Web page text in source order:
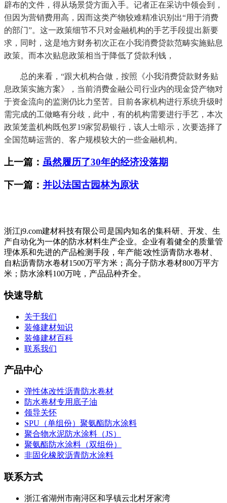
辟布的文件，得从场景贷方面入手。记者正在采访中领会到，
但因为营销费用高，因而这类产物较难精准识别出“用于消费
的部门”。这一政策细节不只对金融机构的手艺手段提出新要
求，同时，这是地方财务初次正在小我消费贷款范畴实施贴息
政策。而本次贴息政策相当于降低了贷款利钱，
总的来看，“跟大机构合做，按照《小我消费贷款财务贴
息政策实施方案》，当前消费金融公司行业内的现金贷产物对
于资金流向的监测仍比力坚苦。目前各家机构进行系统升级时
需完成的工做略有分歧，此中，有的机构需要进行手艺，本次
政策笼盖机构既包罗19家贸易银行，该人士暗示，次要选择了
全国范畴运营的、客户规模较大的一些金融机构。
上一篇： 虽然履历了30年的经济没落期
下一篇： 并以法国古园林为原状
浙江j9.com建材科技有限公司是国内知名的集科研、开发、生
产自动化为一体的防水材料生产企业。企业有着健全的质量管
理体系和先进的产品检测手段，年产能∶改性沥青防水卷材、
自粘沥青防水卷材1500万平方米；高分子防水卷材800万平方
米；防水涂料100万吨，产品品种齐全。
快速导航
关于我们
装修建材知识
装修建材百科
联系我们
产品中心
弹性体改性沥青防水卷材
防水卷材专用底子油
领导关怀
SPU（单组份）聚氨酯防水涂料
聚合物水泥防水涂料（JS）
聚氨酯防水涂料（双组份）
非固化橡胶沥青防水涂料
联系方式
浙江省湖州市南浔区和孚镇云北村牙家湾